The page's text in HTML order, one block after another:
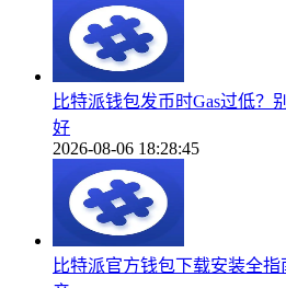
比特派钱包发币时Gas过低？
好
2026-08-06 18:28:45
比特派官方钱包下载安装全